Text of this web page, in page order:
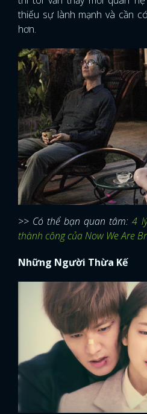
thiếu sự lành mạnh và cần
hơn.
>> Có thể bạn quan tâm:4
thành công của Now We Are
Những Người Thừa Kế